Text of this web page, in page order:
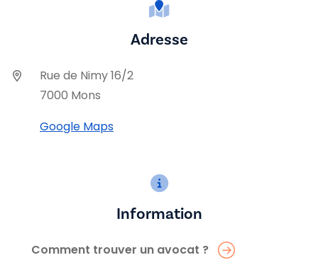
Adresse
Rue de Nimy 16/2
7000 Mons
Google Maps
Information
Comment trouver un avocat ?